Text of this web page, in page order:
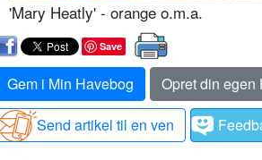
'Mary Heatly' - orange o.m.a.
Save
Gem i Min Havebog
Opret din egen
Send artikel til en ven